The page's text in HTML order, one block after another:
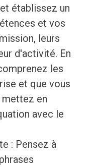
établissez un
et vos
leurs
d'activité. En
les
et que vous
mettez en
avec le
: Pensez à